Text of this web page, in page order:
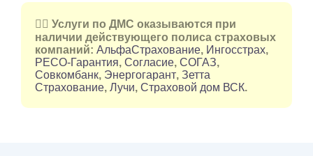
👉🏻 Услуги по ДМС оказываются при
наличии действующего полиса страховых
компаний: АльфаСтрахование, Ингосстрах,
РЕСО-Гарантия, Согласие, СОГАЗ,
Совкомбанк, Энергогарант, Зетта
Страхование, Лучи, Страховой дом ВСК.